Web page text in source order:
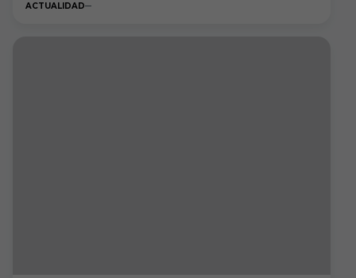
ACTUALIDAD